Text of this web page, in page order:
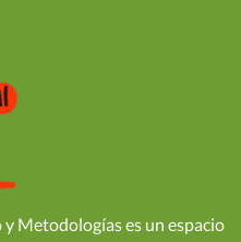
Metodologías es un espacio